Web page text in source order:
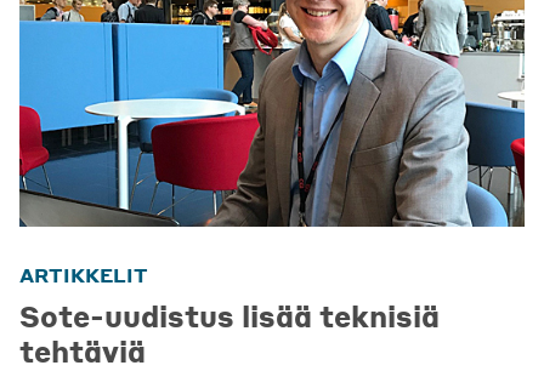
ARTIKKELIT
Sote-uudistus lisää teknisiä
tehtäviä